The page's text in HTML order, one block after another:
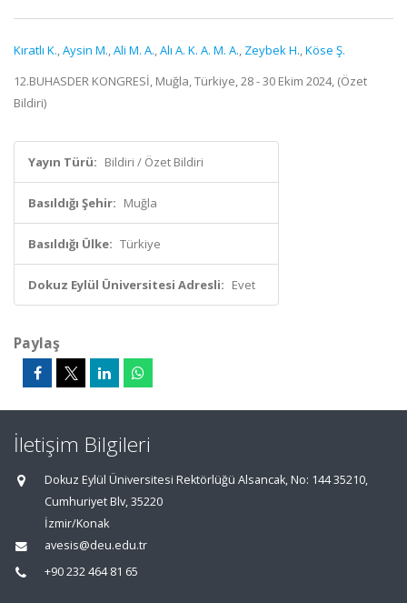
Kıratlı K.,Aysin M.,Ali M. A.,Alı A. K. A. M. A., Zeybek H.,Köse Ş.
12.BUHASDER KONGRESİ, Muğla, Türkiye, 28 - 30 Ekim 2024, (Özet
Bildiri)
Yayın Türü: Bildiri / Özet Bildiri
Basıldığı Şehir: Muğla
Basıldığı Ülke: Türkiye
Dokuz Eylül Üniversitesi Adresli: Evet
Paylaş
İletişim Bilgileri
Dokuz Eylül Üniversitesi Rektörlüğü Alsancak, No: 144 35210,
Cumhuriyet Blv, 35220
İzmir/Konak
avesis@deu.edu.tr
+90 232 464 81 65